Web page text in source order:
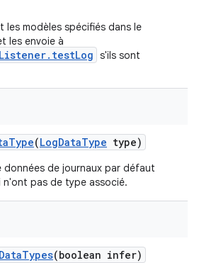
les modèles spécifiés dans le
les envoie à
s'ils sont
Type(LogDataType type)
données de journaux par défaut
n'ont pas de type associé.
DataTypes(boolean infer)